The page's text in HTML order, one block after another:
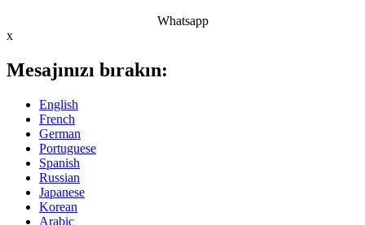
Whatsapp
x
Mesajınızı bırakın:
English
French
German
Portuguese
Spanish
Russian
Japanese
Korean
Arabic